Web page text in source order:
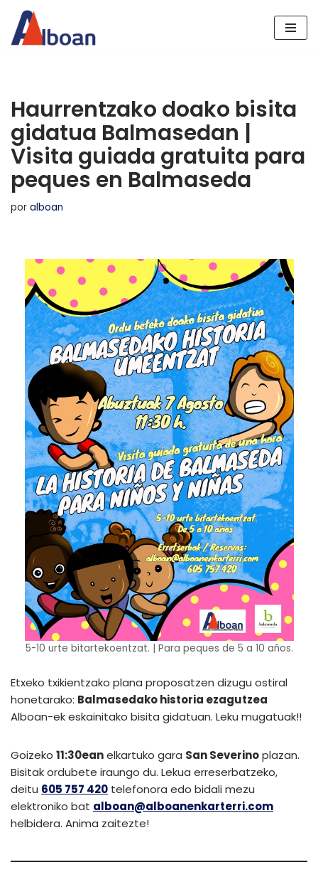
Saltar
Haurrentzako doako bisita
gidatua Balmasedan |
Visita guiada gratuita para
peques en Balmaseda
por alboan
5-10 urte bitartekoentzat. | Para peques de 5 a 10 años.
Etxeko txikientzako plana proposatzen dizugu ostiral
honetarako: Balmasedako historia ezagutzea
Alboan-ek eskainitako bisita gidatuan. Leku mugatuak!!
Goizeko 11:30eanelkartuko gara San Severinoplazan.
Bisitak ordubete iraungo du. Lekua erreserbatzeko,
deitu 605 757 420 telefonora edo bidali mezu
elektroniko bat alboan@alboanenkarterri.com
helbidera. Anima zaitezte!